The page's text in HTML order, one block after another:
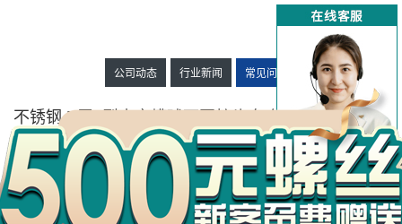
公司动态 行业新闻 常见问题
不锈钢 B牙II型十字槽球面圆柱头自攻螺钉
ASME/ANSI B18.6.4
发布时间：2025-11-14 09:53:35 人气：271
来源：万千紧固件
工
品